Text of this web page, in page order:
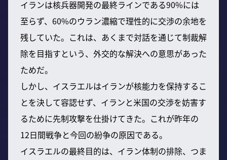
イランは核兵器開発の最終ラインである90%には
至らず、60%のウラン濃縮で理性的に交渉の余地を
残していた。これは、あくまで対話を通じて制裁解
除を目指すという、外交的な解決への意思があった
ためだ。
しかし、イスラエルはイランが核能力を保持するこ
とを決して容認せず、イランと米国の交渉を妨害す
るために先制攻撃を仕掛けてきた。これが昨年の
12日間戦争と今回の紛争の原因である。
イスラエルの最終目的は、イラン体制の排除、つま